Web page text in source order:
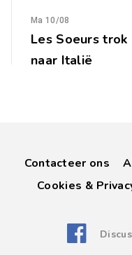
Ma 10/08
Les Soeurs
naar Italië
Contacteer ons
Cookies &